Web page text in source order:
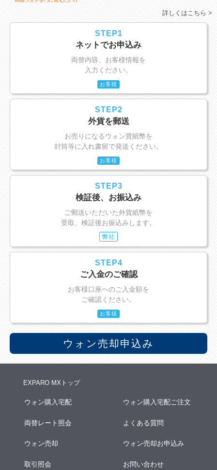
詳しくはこちら >
STEP1
ネットでお申込み
両替内容、お客様情報を
入力ください。
お客様
STEP2
外貨を郵送
お売りになるウォン貨紙幣を
封筒等に入れ書留で発送ください。
お客様
STEP3
検証後、お振込み
ご郵送いただいた外貨紙幣を
受取、検証後お振込みします。
弊社
STEP4
ご入金のご確認
お客様口座へのご入金額を
ご確認ください。
お客様
ウォン売却申込み
EXPARO MXトップ
ウォン購入宅配 ウォン購入宅配ご注文
両替レート照会 よくある質問
ウォン売却 ウォン売却お申込み
取引照会 お問い合わせ